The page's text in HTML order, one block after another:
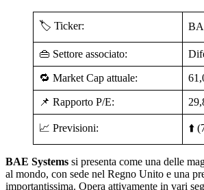
🏷️ Ticker: BA
👜 Settore associato:
🔁 Market Cap attuale:
📌 Rapporto P/E:
📈 Previsioni: ⬆️
BAE Systems si presenta come una delle
al mondo, con sede nel Regno Unito e una
importantissima. Opera attivamente in vari